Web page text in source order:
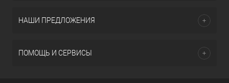
НАШИ ПРЕДЛОЖЕНИЯ
ПОМОЩЬ И СЕРВИСЫ